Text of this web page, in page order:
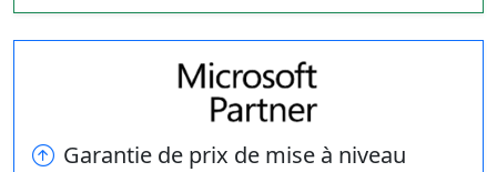
Garantie de prix de mise à niveau